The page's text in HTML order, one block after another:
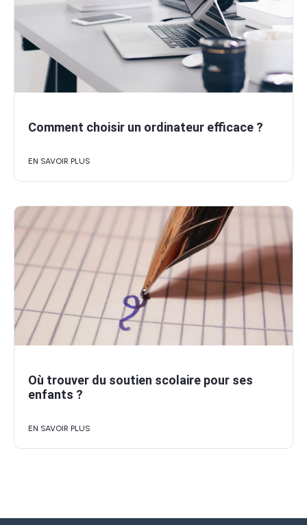
Comment choisir un ordinateur efficace ?
EN SAVOIR PLUS
Où trouver du soutien scolaire pour ses
enfants ?
EN SAVOIR PLUS